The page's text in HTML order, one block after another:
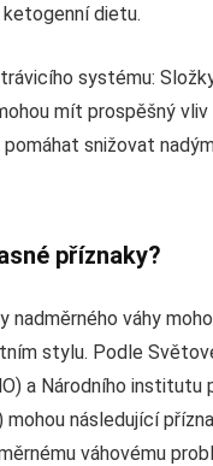
dietu.
systému:
mít prospěšný
snižovat
příznaky?
nadměrného váhy
stylu. Podle
a Národního institutu
mohou následující
váhovému